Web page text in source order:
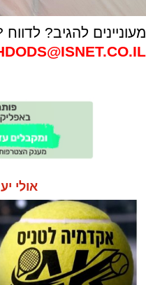
מעוניינים להגיב?
אולי